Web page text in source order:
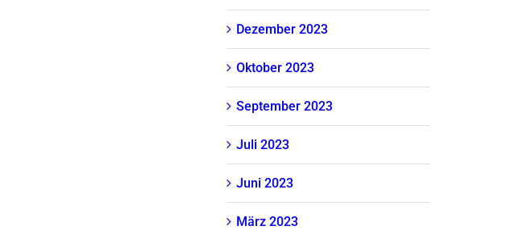
Dezember 2023
Oktober 2023
September 2023
Juli 2023
Juni 2023
März 2023